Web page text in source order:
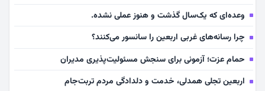
وعده‌ای که یک‌سال گذشت و هنوز عملی نشده.
چرا رسانه‌های غربی اربعین را سانسور می‌کنند؟
حمام عزت؛ آزمونی برای سنجش مسئولیت‌پذیری مدیران
اربعین تجلی همدلی، خدمت و دلدادگی مردم تربت‌جام